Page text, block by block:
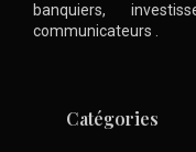
banquiers,
communicateurs .
Catégories